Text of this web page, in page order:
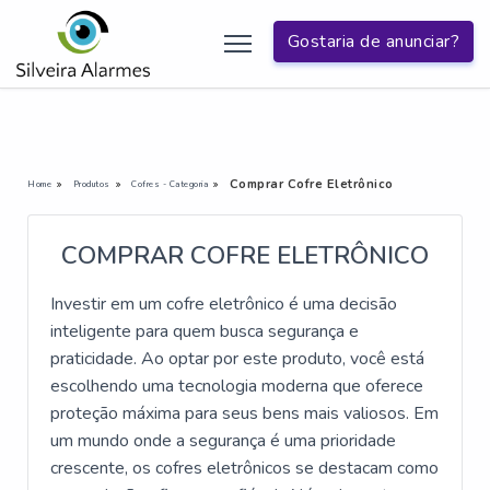
Gostaria de anunciar?
Home Produtos Cofres - Categoria Comprar Cofre Eletrônico
COMPRAR COFRE ELETRÔNICO
Investir em um cofre eletrônico é uma decisão
inteligente para quem busca segurança e
praticidade. Ao optar por este produto, você está
escolhendo uma tecnologia moderna que oferece
proteção máxima para seus bens mais valiosos. Em
um mundo onde a segurança é uma prioridade
crescente, os cofres eletrônicos se destacam como